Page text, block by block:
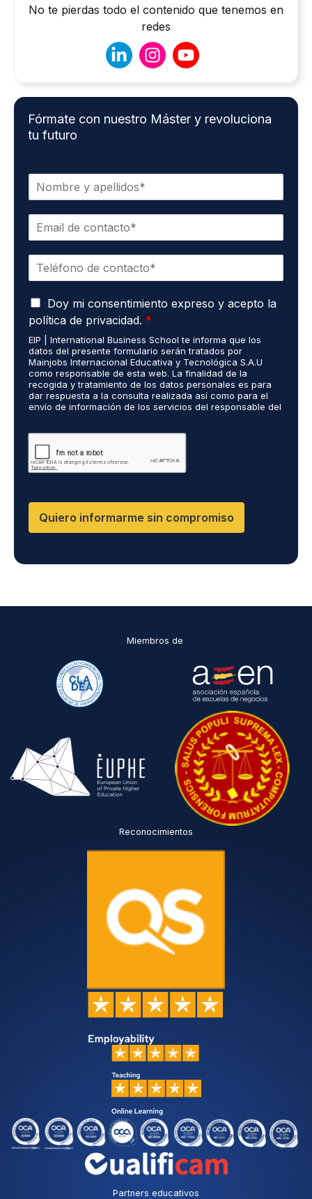
No te pierdas todo el contenido que tenemos en
redes
Fórmate con nuestro Máster y revoluciona
tu futuro
e
l
c
t
r
ó
n
c
*
é
f
o
n
o
*
A
c
u
e
r
d
o
R
G
D
Doy mi consentimiento expreso y acepto la
política de privacidad. *
EIP | International Business School te informa que los
datos del presente formulario serán tratados por
Mainjobs Internacional Educativa y Tecnológica S.A.U
como responsable de esta web. La finalidad de la
recogida y tratamiento de los datos personales es para
dar respuesta a la consulta realizada así como para el
envío de información de los servicios del responsable del
cumplimiento@grupomainjobs.com así como el derecho a
presentar una reclamación ante la autoridad de control.
Puedes consultar la información adicional y detallada
Quiero informarme sin compromiso
Miembros de
Reconocimientos
Partners educativos